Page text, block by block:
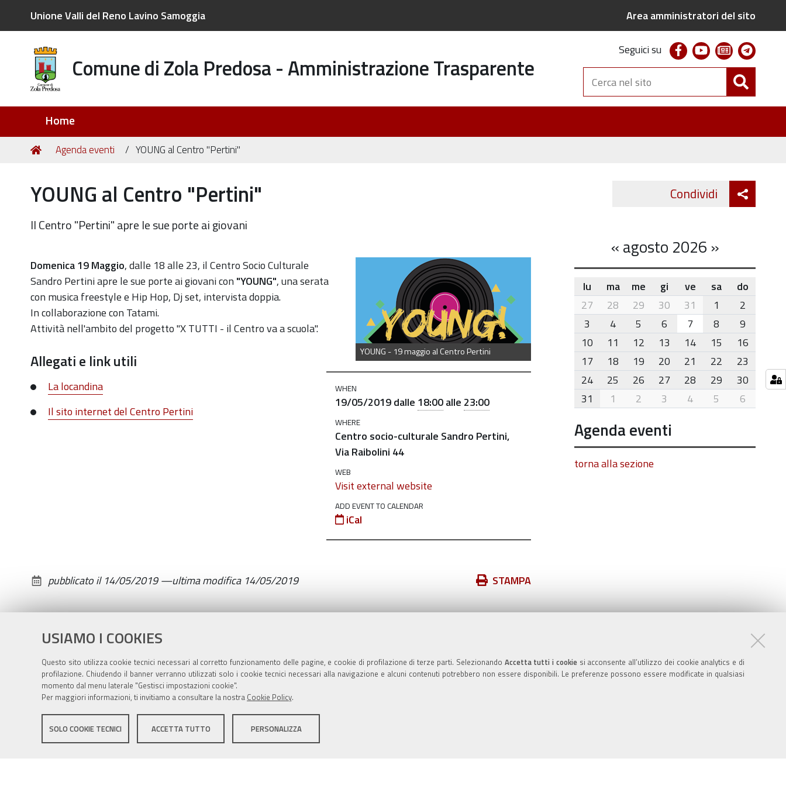
USIAMO I COOKIES
Questo sito utilizza cookie tecnici necessari al corretto funzionamento delle pagine, e cookie di profilazione di terze parti. Selezionando Accetta tutti i cookiesi acconsente all’utilizzo dei cookie analytics e di
profilazione. Chiudendo il banner verranno utilizzati solo i cookie tecnici necessari alla navigazione e alcuni contenuti potrebbero non essere disponibili. Le preferenze possono essere modificate in qualsiasi
momento dal menu laterale "Gestisci impostazioni cookie".
Per maggiori informazioni, ti invitiamo a consultare la nostra Cookie Policy.
SOLO COOKIE TECNICI ACCETTA TUTTO PERSONALIZZA
Unione Valli del Reno Lavino Samoggia Area amministratori del sito
Comune di Zola Predosa - Amministrazione Trasparente
Seguici su facebookyoutubenewsletter
Cerca
nel
sito
Home
Tu
Home
Agenda eventi YOUNG al Centro "Pertini"
YOUNG al Centro "Pertini"
Il Centro "Pertini" apre le sue porte ai giovani
YOUNG - 19 maggio al Centro Pertini
https://old.comune.zolapredosa.bo.it/events/young-
al-
centro-
pertini
YOUNG
Centro
"Pertini"
2019-
05-
sue
ai
WHEN
19/05/2019dalle 18:00alle 23:00
WHERE
Centro socio-culturale Sandro Pertini,
Via Raibolini 44
WEB
Visit external website
ADD EVENT TO CALENDAR
iCal
Domenica 19 Maggio, dalle 18 alle 23, il Centro Socio Culturale
Sandro Pertini apre le sue porte ai giovani con "YOUNG", una serata
con musica freestyle e Hip Hop, Dj set, intervista doppia.
In collaborazione con Tatami.
Attività nell'ambito del progetto "X TUTTI - il Centro va a scuola".
Allegati e link utili
La locandina
Il sito internet del Centro Pertini
Azioni
documento
STAMPA
pubblicato il 14/05/2019—ultima modifica 14/05/2019
Condividi Twitter
«agosto 2026 »
month-
8
lu ma me gi ve sa
do
27
28 29 30 31 1
2
3
4 5 6 7 8
9
10
11 12 13 14 15
16
17
18 19 20 21 22
23
24
25 26 27 28 29
30
31
1 2 3 4 5 6
Agenda eventi
torna alla sezione
Sito istituzionale Comune di Zola Predosa